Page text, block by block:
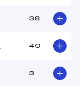
38
40
3